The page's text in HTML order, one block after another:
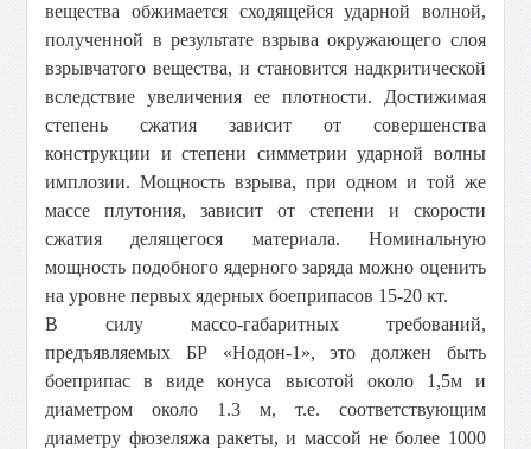
вещества обжимается сходящейся ударной волной,
полученной в результате взрыва окружающего слоя
взрывчатого вещества, и становится надкритической
вследствие увеличения ее плотности. Достижимая
степень сжатия зависит от совершенства
конструкции и степени симметрии ударной волны
имплозии. Мощность взрыва, при одном и той же
массе плутония, зависит от степени и скорости
сжатия делящегося материала. Номинальную
мощность подобного ядерного заряда можно оценить
на уровне первых ядерных боеприпасов 15-20 кт.
В силу массо-габаритных требований,
предъявляемых БР «Нодон-1», это должен быть
боеприпас в виде конуса высотой около 1,5м и
диаметром около 1.3 м, т.е. соответствующим
диаметру фюзеляжа ракеты, и массой не более 1000